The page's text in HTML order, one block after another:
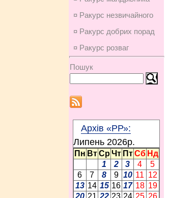
¤ Ракурс незвичайного
¤ Ракурс добрих порад
¤ Ракурс розваг
Пошук
Архів «РР»:
Липень 2026p.
Пн Вт Ср Чт Пт Сб Нд
1
2 3 4
5
6
7 8 9 10 11 12
13 14 15 16 17 18 19
20 21 22 23 24 25 26